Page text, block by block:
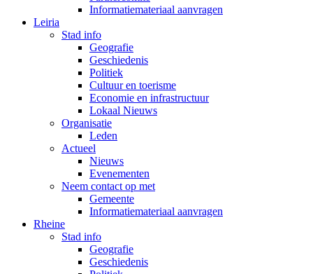
Informatiemateriaal aanvragen
Leiria
Stad info
Geografie
Geschiedenis
Politiek
Cultuur en toerisme
Economie en infrastructuur
Lokaal Nieuws
Organisatie
Leden
Actueel
Nieuws
Evenementen
Neem contact op met
Gemeente
Informatiemateriaal aanvragen
Rheine
Stad info
Geografie
Geschiedenis